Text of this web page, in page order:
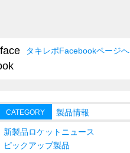
タキレポFacebookページへ
CATEGORY 製品情報
新製品ロケットニュース
ピックアップ製品